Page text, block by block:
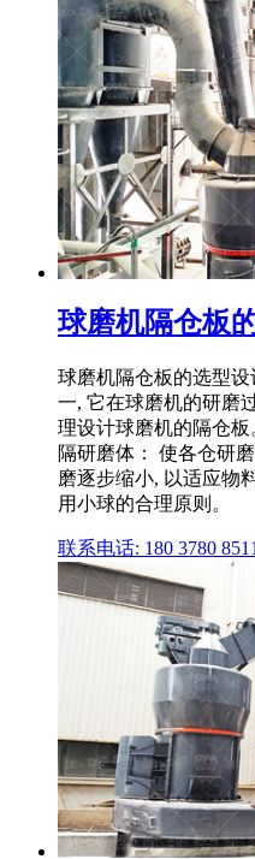
球磨机隔仓板
球磨机隔仓板的选型
一, 它在球磨机的研磨
理设计球磨机的隔仓
隔研磨体： 使各仓研
磨逐步缩小, 以适应物
用小球的合理原则。
联系电话: 180 3780 8511